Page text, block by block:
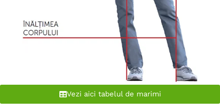
Vezi aici tabelul de marimi